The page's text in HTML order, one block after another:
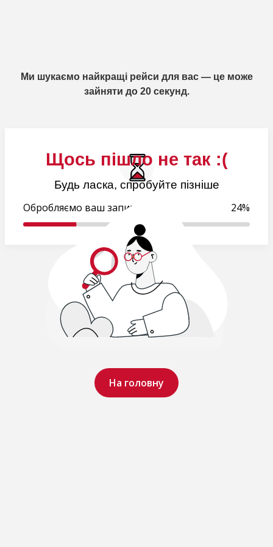
Щось пішло не так :(
Будь ласка, спробуйте пізніше
На головну
Ми шукаємо найкращі рейси для вас — це може
зайняти до 20 секунд.
Обробляємо ваш запит. 24%